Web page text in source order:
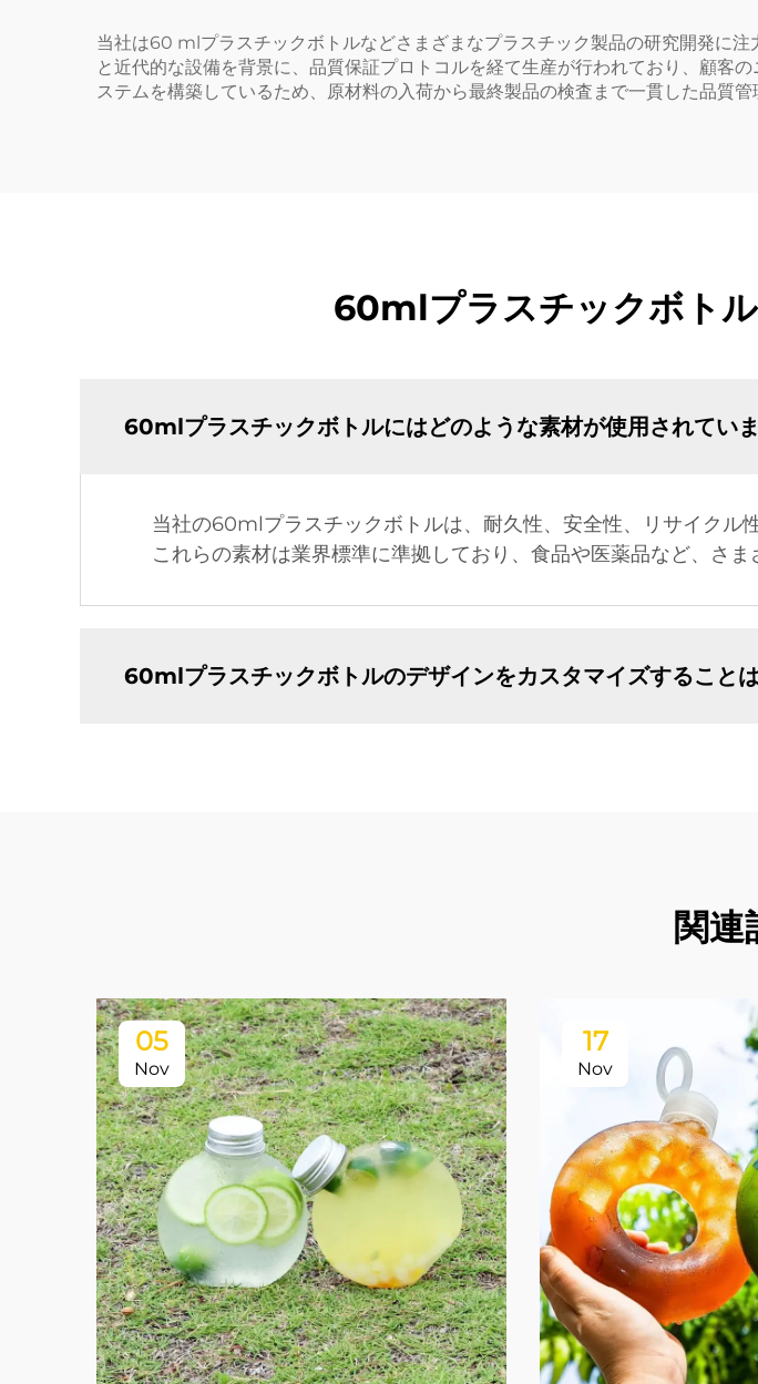
当社は60 mlプラスチックボトルなどさまざまなプラスチック製品の研究開発に
と近代的な設備を背景に、品質保証プロトコルを経て生産が行われており、顧客
ステムを構築しているため、原材料の入荷から最終製品の検査まで一貫した品質管
60mlプラスチックボト
60mlプラスチックボトルにはどのような素材が使用されてい
当社の60mlプラスチックボトルは、耐久性、安全性、リサイクル
これらの素材は業界標準に準拠しており、食品や医薬品など、さま
60mlプラスチックボトルのデザインをカスタマイズすること
関連
05
Nov
17
Nov